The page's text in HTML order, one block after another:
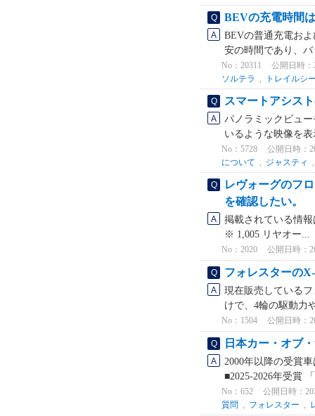
BEVの充電時間
BEVの普通充電お
安の時間であり、
No：20311
公開日時：
ソルテラ
, トレイルシ
スマートアシス
パノラミックビュ
いるような映像を
No：5728
公開日時：
について , ジャスティ
レヴォーグのフ
を確認したい。
掲載されている情
※ 1,005 リヤオー...
No：2020 公開日時：
フォレスターの
現在販売している
けで、4輪の駆動力
No：1504 公開日時：
日本カー・オブ
2000年以降の受賞
■2025-2026年受賞
No：652
公開日時：
質問 , フォレスター ,